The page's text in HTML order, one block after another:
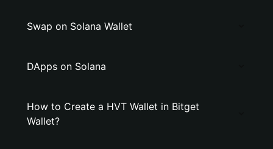
Swap on Solana Wallet
DApps on Solana
How to Create a HVT Wallet in Bitget
Wallet?